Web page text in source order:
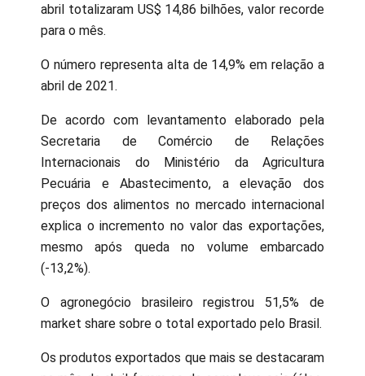
abril totalizaram US$ 14,86 bilhões, valor recorde
para o mês.
O número representa alta de 14,9% em relação a
abril de 2021.
De acordo com levantamento elaborado pela
Secretaria de Comércio de Relações
Internacionais do Ministério da Agricultura
Pecuária e Abastecimento, a elevação dos
preços dos alimentos no mercado internacional
explica o incremento no valor das exportações,
mesmo após queda no volume embarcado
(-13,2%).
O agronegócio brasileiro registrou 51,5% de
market share sobre o total exportado pelo Brasil.
Os produtos exportados que mais se destacaram